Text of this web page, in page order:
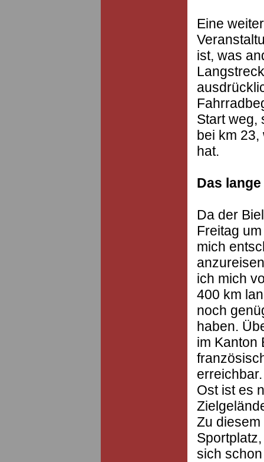
Eine
ist, was
Start weg,
bei km
hat.
Das
Da der
Freitag
mich
ich mich
400 km
noch
haben.
im Kanton
Ost ist es
Zu
sich